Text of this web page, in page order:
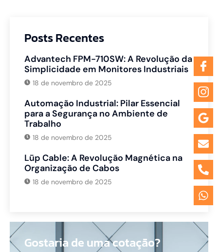
Posts Recentes
Advantech FPM-710SW: A Revolução da
Simplicidade em Monitores Industriais
18 de novembro de 2025
Automação Industrial: Pilar Essencial
para a Segurança no Ambiente de
Trabalho
18 de novembro de 2025
Lūp Cable: A Revolução Magnética na
Organização de Cabos
18 de novembro de 2025
Gostaria de uma cotação?